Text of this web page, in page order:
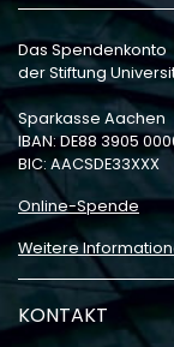
Das Spendenkonto
der Stiftung
Sparkasse Aachen
IBAN: DE88 3905
BIC: AACSDE33XXX
Online-Spende
Weitere
KONTAKT